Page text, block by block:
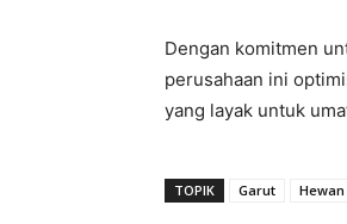
Dengan komitmen
perusahaan ini
yang layak untuk
TOPIK Garut